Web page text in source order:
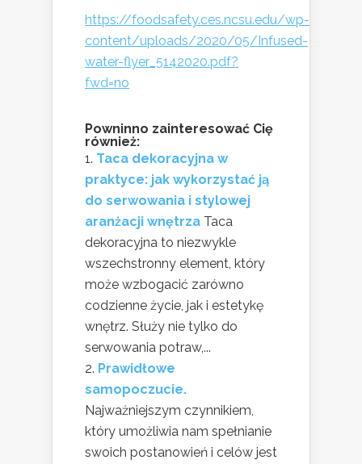
https://foodsafety.ces.ncsu.edu/wp-
content/uploads/2020/05/Infused-
water-flyer_5142020.pdf?
fwd=no
Powninno zainteresować Cię
również:
Taca dekoracyjna w
praktyce: jak wykorzystać ją
do serwowania i stylowej
aranżacji wnętrza Taca
dekoracyjna to niezwykle
wszechstronny element, który
może wzbogacić zarówno
codzienne życie, jak i estetykę
wnętrz. Służy nie tylko do
serwowania potraw,...
Prawidłowe
samopoczucie.
Najważniejszym czynnikiem,
który umożliwia nam spełnianie
swoich postanowień i celów jest